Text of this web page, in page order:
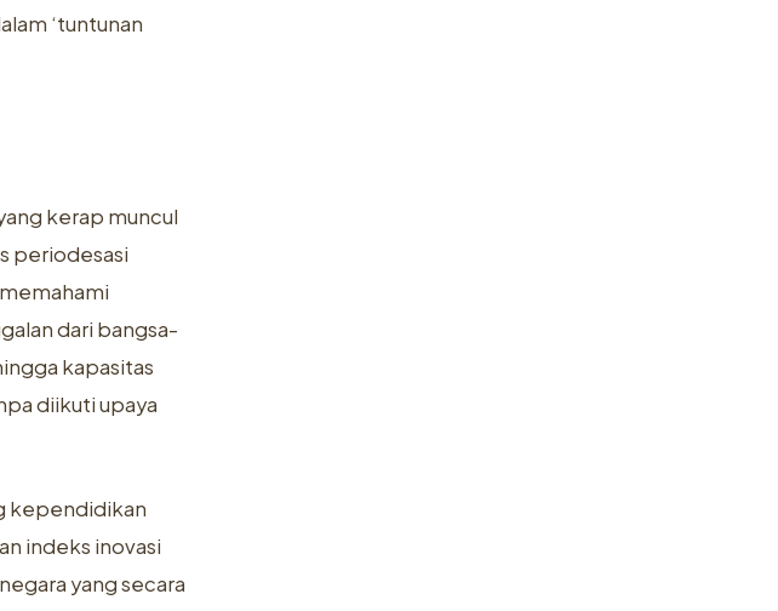
‘tuntunan
kerap muncul
periodesasi
dari bangsa-
kapasitas
diikuti upaya
kependidikan
indeks inovasi
yang secara